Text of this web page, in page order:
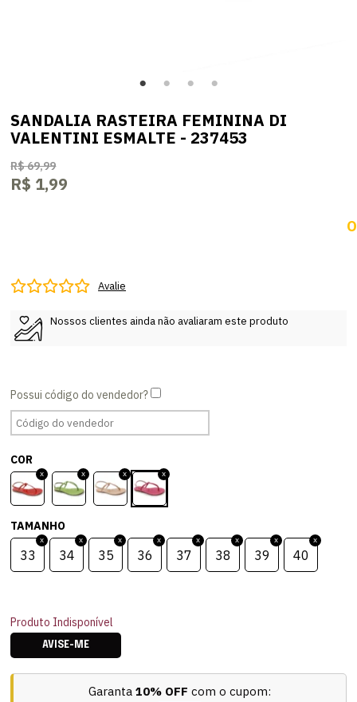
SANDALIA RASTEIRA FEMININA DI
VALENTINI ESMALTE - 237453
R$ 69,99
R$ 1,99
Avalie
Nossos clientes ainda não avaliaram este produto
COR
TAMANHO
33 34 35 36 37 38 39 40
Produto Indisponível
AVISE-ME
Garanta 10% OFF com o cupom: